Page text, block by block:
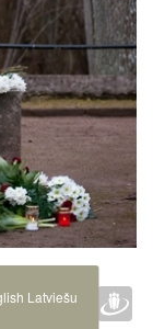
Latviešu